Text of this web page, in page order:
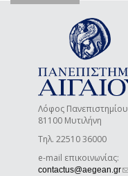
Λόφος Πανεπιστημίου
81100 Μυτιλήνη
Τηλ. 22510 36000
e-mail επικοινωνίας:
contactus@aegean.gr